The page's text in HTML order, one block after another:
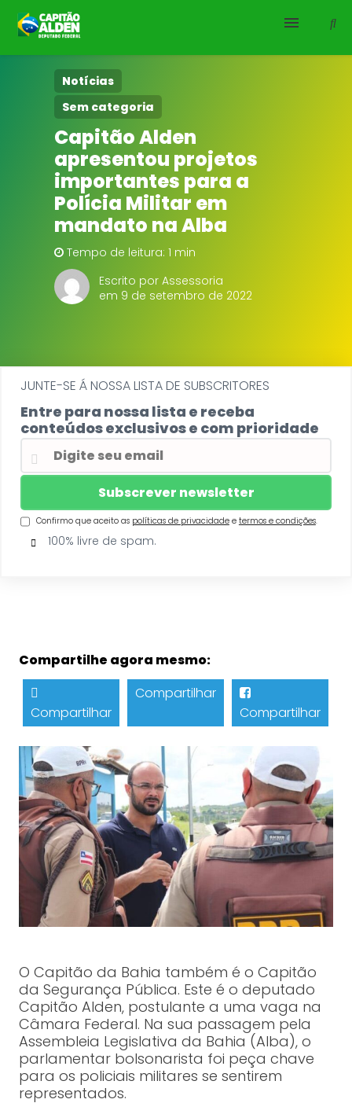
HOME
NOTÍCIAS
BIOGRAFIA
DOWNLOADS
PROJETOS
Notícias
Sem categoria
Capitão Alden
apresentou projetos
importantes para a
Polícia Militar em
mandato na Alba
Tempo de leitura: 1 min
Escrito por Assessoria
em 9 de setembro de 2022
JUNTE-SE Á NOSSA LISTA DE SUBSCRITORES
Entre para nossa lista e receba
conteúdos exclusivos e com prioridade
Confirmo que aceito as políticas de privacidadee termos e condições.
100% livre de spam.
Compartilhe agora mesmo:
Compartilhar
Compartilhar
Compartilhar
O Capitão da Bahia também é o Capitão
da Segurança Pública. Este é o deputado
Capitão Alden, postulante a uma vaga na
Câmara Federal. Na sua passagem pela
Assembleia Legislativa da Bahia (Alba), o
parlamentar bolsonarista foi peça chave
para os policiais militares se sentirem
representados.